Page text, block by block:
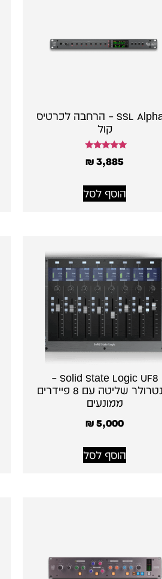
SSL Alpha 8 – הרחבה לכרטיס
קול
5.00
₪3,885
הוסף לסל
Solid State Logic UF8 –
קונטרולר שליטה עם 8 פיידרים
ממונעים
₪5,000
הוסף לסל